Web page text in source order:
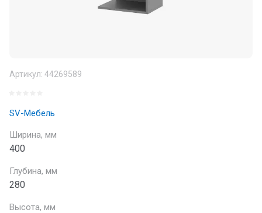
Артикул: 44269589
SV-Мебель
Ширина, мм
400
Глубина, мм
280
Высота, мм